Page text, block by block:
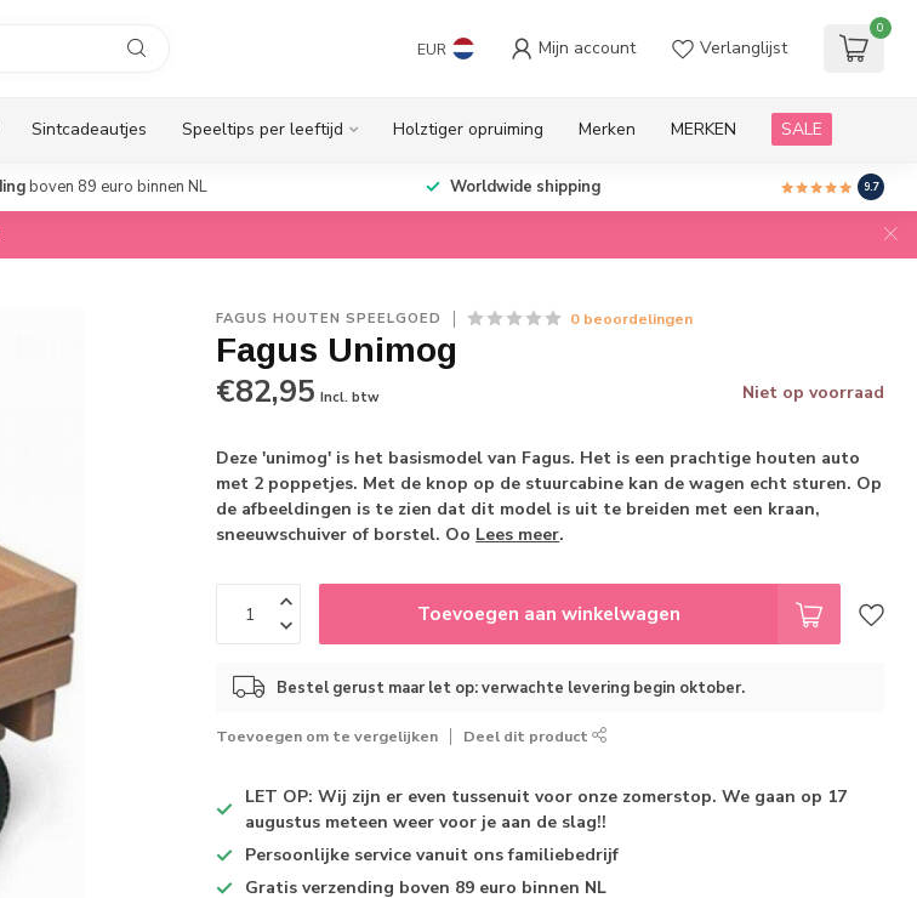
EUR Mijn account Verlanglijst
0
Sintcadeautjes Speeltips per leeftijd Holztiger opruiming Merken MERKEN SALE
boven 89 euro binnen NL Worldwide shipping 9.7
FAGUS HOUTEN SPEELGOED 0 beoordelingen
Fagus Unimog
€82,95 Incl. btw Niet op voorraad
Deze 'unimog' is het basismodel van Fagus. Het is een prachtige houten auto
met 2 poppetjes. Met de knop op de stuurcabine kan de wagen echt sturen. Op
de afbeeldingen is te zien dat dit model is uit te breiden met een kraan,
sneeuwschuiver of borstel. Oo Lees meer.
Toevoegen aan winkelwagen
Bestel gerust maar let op: verwachte levering begin oktober.
Toevoegen om te vergelijken Deel dit product
LET OP: Wij zijn er even tussenuit voor onze zomerstop. We gaan op 17
augustus meteen weer voor je aan de slag!!
Persoonlijke service vanuit ons familiebedrijf
Gratis verzending boven 89 euro binnen NL